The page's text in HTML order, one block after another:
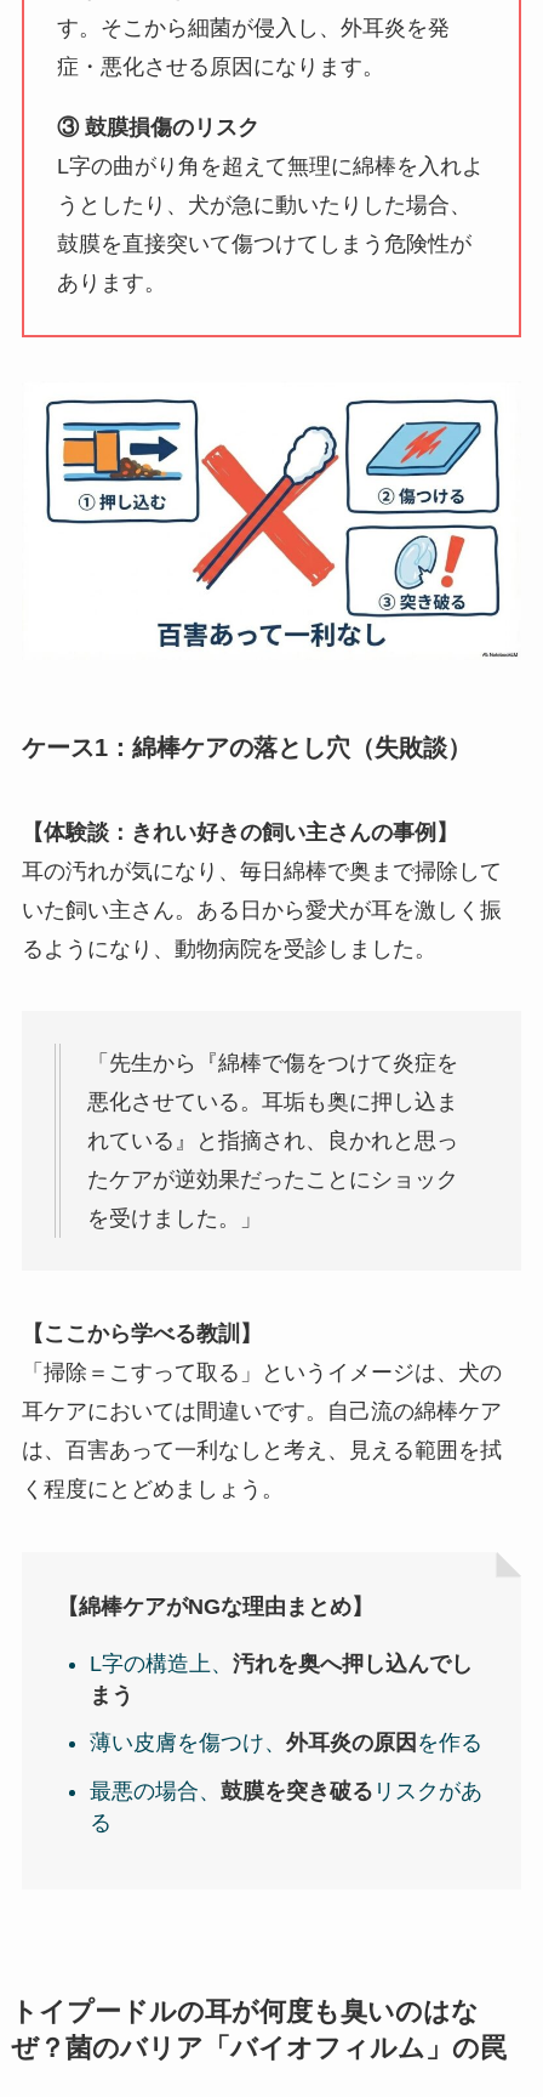
す。そこから細菌が侵入し、外耳炎を発
症・悪化させる原因になります。
③ 鼓膜損傷のリスク
L字の曲がり角を超えて無理に綿棒を入れよ
うとしたり、犬が急に動いたりした場合、
鼓膜を直接突いて傷つけてしまう危険性が
あります。
ケース1：綿棒ケアの落とし穴（失敗談）
【体験談：きれい好きの飼い主さんの事例】
耳の汚れが気になり、毎日綿棒で奥まで掃除して
いた飼い主さん。ある日から愛犬が耳を激しく振
るようになり、動物病院を受診しました。
「先生から『綿棒で傷をつけて炎症を
悪化させている。耳垢も奥に押し込ま
れている』と指摘され、良かれと思っ
たケアが逆効果だったことにショック
を受けました。」
【ここから学べる教訓】
「掃除＝こすって取る」というイメージは、犬の
耳ケアにおいては間違いです。自己流の綿棒ケア
は、百害あって一利なしと考え、見える範囲を拭
く程度にとどめましょう。
【綿棒ケアがNGな理由まとめ】
L字の構造上、 汚れを奥へ押し込んでし
まう
薄い皮膚を傷つけ、 外耳炎の原因 を作る
最悪の場合、 鼓膜を突き破る リスクがあ
る
トイプードルの耳が何度も臭いのはな
ぜ？菌のバリア「バイオフィルム」の罠